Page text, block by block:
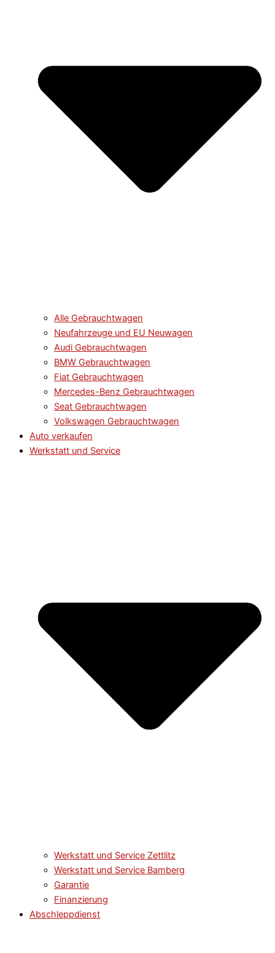
Alle Gebrauchtwagen
Neufahrzeuge und EU Neuwagen
Audi Gebrauchtwagen
BMW Gebrauchtwagen
Fiat Gebrauchtwagen
Mercedes-Benz Gebrauchtwagen
Seat Gebrauchtwagen
Volkswagen Gebrauchtwagen
Auto verkaufen
Werkstatt und Service​​
Werkstatt und Service​​ Zettlitz
Werkstatt und Service​​ Bamberg
Garantie
Finanzierung
Abschleppdienst